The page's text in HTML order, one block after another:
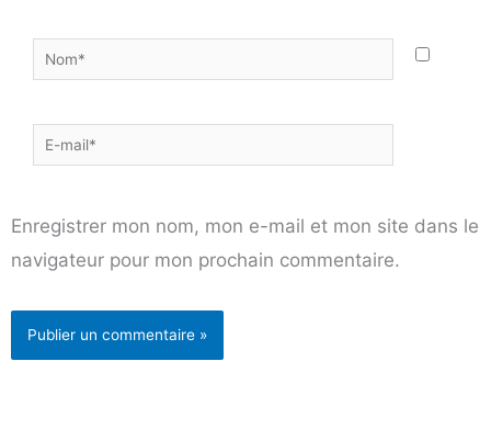
Nom*
E-
mail*
Enregistrer mon nom, mon e-mail et mon site dans le
navigateur pour mon prochain commentaire.